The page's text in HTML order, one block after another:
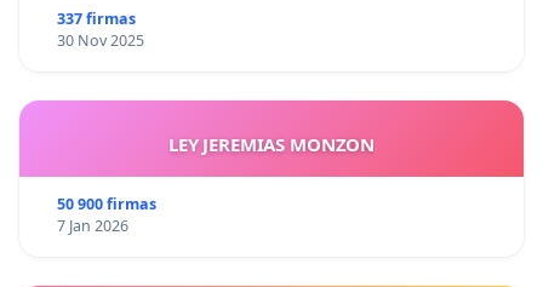
337 firmas
30 Nov 2025
LEY JEREMIAS MONZON
50 900 firmas
7 Jan 2026